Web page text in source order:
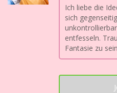
Ich liebe die
sich
entfesseln.
Fantasie zu